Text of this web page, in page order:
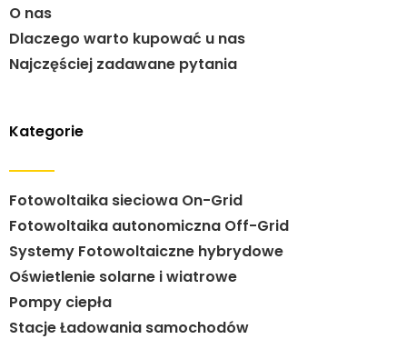
O nas
Dlaczego warto kupować u nas
Najczęściej zadawane pytania
Kategorie
Fotowoltaika sieciowa On-Grid
Fotowoltaika autonomiczna Off-Grid
Systemy Fotowoltaiczne hybrydowe
Oświetlenie solarne i wiatrowe
Pompy ciepła
Stacje Ładowania samochodów